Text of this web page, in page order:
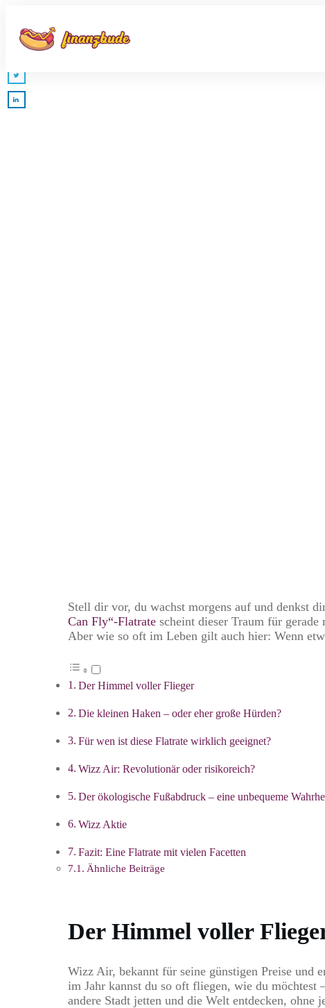
Stell dir vor, du wachst morgens auf und denkst
Can Fly“-Flatrate scheint dieser Traum für gerade
Aber wie so oft im Leben gilt auch hier: Wenn
Der Himmel voller Flieger
Die kleinen Haken – oder eher große Hürden?
Für wen ist diese Flatrate wirklich geeignet?
Wizz Air: Revolutionär oder risikoreich?
Der ökologische Fußabdruck – eine unbequeme
Wizz Aktie
Fazit: Eine Flatrate mit vielen Facetten
Ähnliche Beiträge
Der Himmel voller
Wizz Air, bekannt für seine günstigen Preise und
im Jahr kannst du so oft fliegen, wie du möchtest
andere Stadt jetten und die Welt entdecken, ohne